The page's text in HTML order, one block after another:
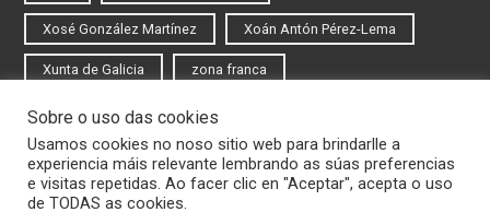
Xosé González Martínez Xoán Antón Pérez-Lema
Xunta de Galicia zona franca
Iniciar sesión
Rexistrarse
Sobre o uso das cookies
Usamos cookies no noso sitio web para brindarlle a
experiencia máis relevante lembrando as súas preferencias
e visitas repetidas. Ao facer clic en "Aceptar", acepta o uso
de TODAS as cookies.